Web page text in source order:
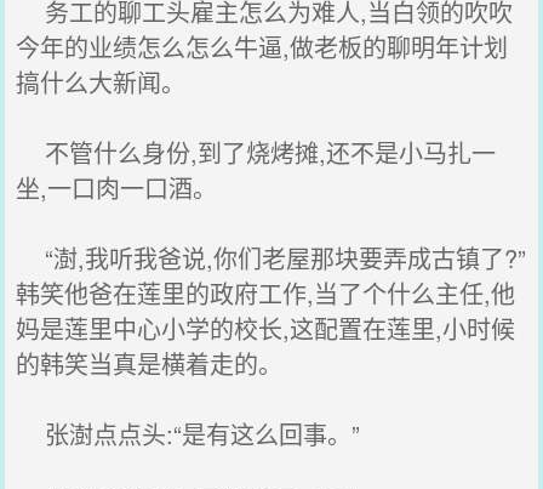
务工的聊工头雇主怎么为难人,当白领的吹吹
今年的业绩怎么怎么牛逼,做老板的聊明年计划
搞什么大新闻。
不管什么身份,到了烧烤摊,还不是小马扎一
坐,一口肉一口酒。
“澍,我听我爸说,你们老屋那块要弄成古镇了?”
韩笑他爸在莲里的政府工作,当了个什么主任,他
妈是莲里中心小学的校长,这配置在莲里,小时候
的韩笑当真是横着走的。
张澍点点头:“是有这么回事。”